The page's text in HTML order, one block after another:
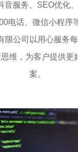
音服务、SEO优化
电话、微信小程序
限公司以用心服务
维，为客户提供更
案。